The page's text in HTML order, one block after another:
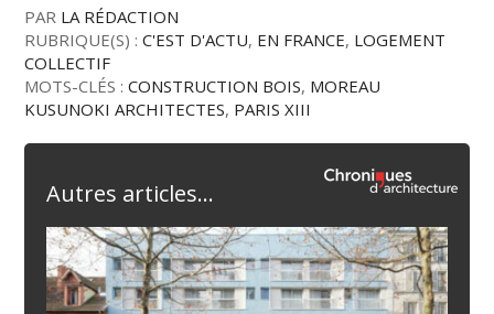
PAR LA RÉDACTION
RUBRIQUE(S) :C'EST D'ACTU, EN FRANCE, LOGEMENT
COLLECTIF
MOTS-CLÉS :CONSTRUCTION BOIS, MOREAU
KUSUNOKI ARCHITECTES, PARIS XIII
Autres articles...